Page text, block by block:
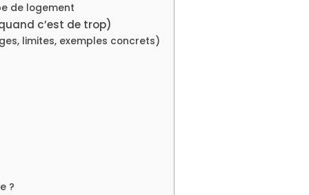
de logement
c’est de trop)
limites, exemples concrets)
?